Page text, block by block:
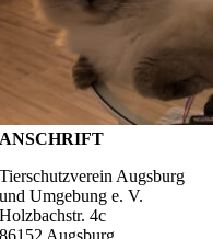
ANSCHRIFT
Tierschutzverein Augsburg
und Umgebung e. V.
Holzbachstr. 4c